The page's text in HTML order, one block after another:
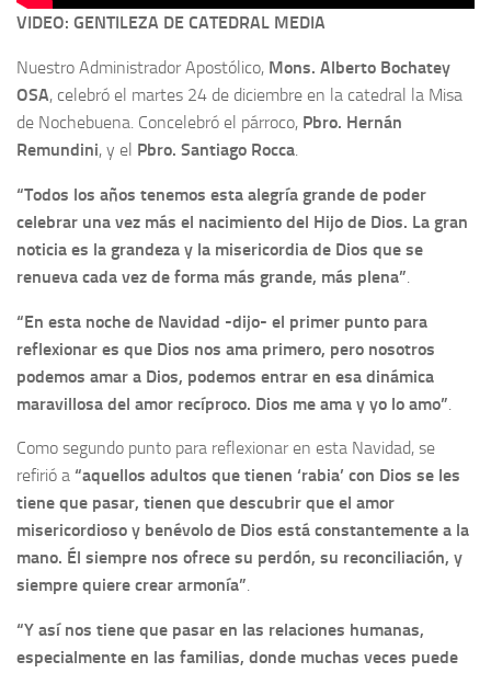
VIDEO: GENTILEZA DE CATEDRAL MEDIA
Nuestro Administrador Apostólico, Mons. Alberto Bochatey
OSA, celebró el martes 24 de diciembre en la catedral la Misa
de Nochebuena. Concelebró el párroco, Pbro. Hernán
Remundini, y el Pbro. Santiago Rocca
“Todos los años tenemos esta alegría grande de poder
celebrar una vez más el nacimiento del Hijo de Dios. La gran
noticia es la grandeza y la misericordia de Dios que se
renueva cada vez de forma más grande, más plena”
“En esta noche de Navidad -dijo- el primer punto para
reflexionar es que Dios nos ama primero, pero nosotros
podemos amar a Dios, podemos entrar en esa dinámica
maravillosa del amor recíproco. Dios me ama y yo lo amo”
Como segundo punto para reflexionar en esta Navidad, se
refirió a “aquellos adultos que tienen ‘rabia’ con Dios se les
tiene que pasar, tienen que descubrir que el amor
misericordioso y benévolo de Dios está constantemente a la
mano. Él siempre nos ofrece su perdón, su reconciliación, y
siempre quiere crear armonía”.
“Y así nos tiene que pasar en las relaciones humanas,
especialmente en las familias, donde muchas veces puede